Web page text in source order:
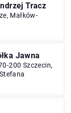
Tracz
Małków-
Jawna
200 Szczecin,